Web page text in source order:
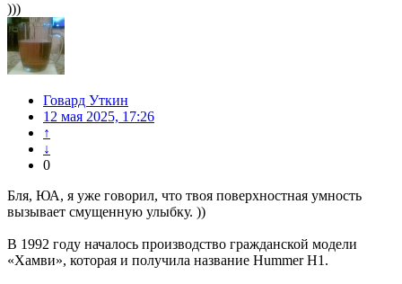
)))
Говард Уткин
12 мая 2025, 17:26
↑
↓
0
Бля, ЮА, я уже говорил, что твоя поверхностная умность
вызывает смущенную улыбку. ))
В 1992 году началось производство гражданской модели
«Хамви», которая и получила название Hummer H1.